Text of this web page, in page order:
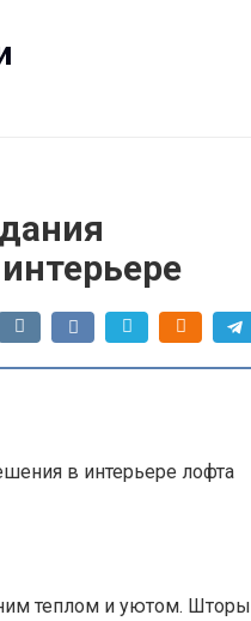
в интерьере лофта
теплом и уютом. Шторы